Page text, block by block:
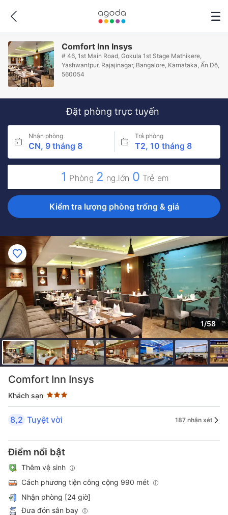
Comfort Inn Insys
# 46, 1st Main Road, Gokula 1st Stage Mathikere,
Yashwantpur, Rajajinagar, Bangalore, Karnataka, Ấn Độ,
560054
Đặt phòng trực tuyến
Nhận phòng
CN, 9 tháng 8
Trả phòng
T2, 10 tháng 8
1 Phòng 2 ng.lớn 0 Trẻ em
Kiểm tra lượng phòng trống & giá
1/58
Comfort Inn Insys
Khách sạn
Đánh giá sao 3 sao
8,2 Tuyệt vời 187 nhận xét
Điểm nổi bật
Thêm vệ sinh
Cách phương tiện công cộng 990 mét
Nhận phòng [24 giờ]
Đưa đón sân bay